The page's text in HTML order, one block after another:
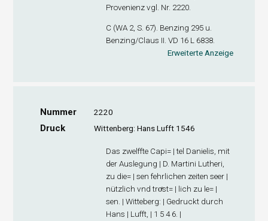
Provenienz vgl. Nr. 2220.
C (WA 2, S. 67). Benzing 295 u.
Benzing/Claus II. VD 16 L 6838.
Erweiterte Anzeige
Nummer 2220
Druck Wittenberg: Hans Lufft 1546
Das zwelffte Capi= | tel Danielis, mit
der Auslegung | D. Martini Lutheri,
zu die= | sen fehrlichen zeiten seer |
nützlich vnd troͤst= | lich zu le= |
sen. | Witteberg: | Gedruckt durch
Hans | Lufft, | 1 5 4 6. |